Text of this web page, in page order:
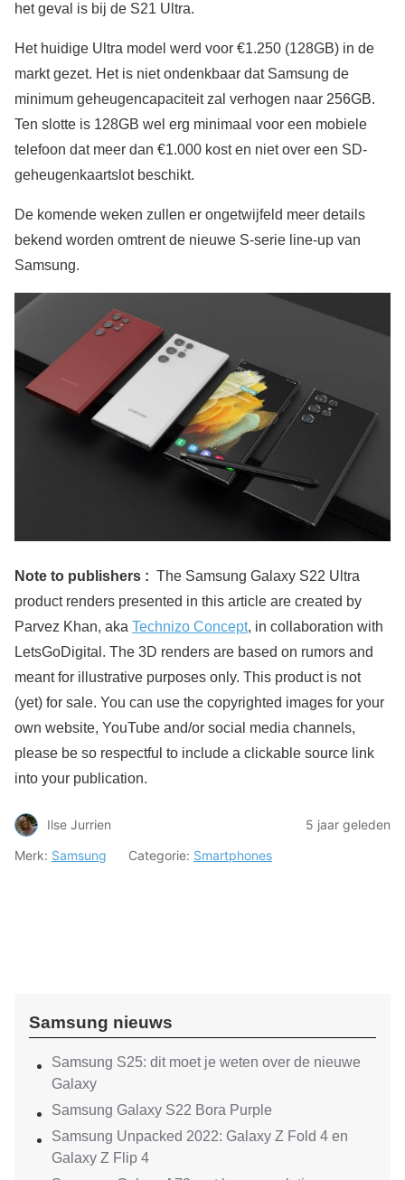
het geval is bij de S21 Ultra.
Het huidige Ultra model werd voor €1.250 (128GB) in de
markt gezet. Het is niet ondenkbaar dat Samsung de
minimum geheugencapaciteit zal verhogen naar 256GB.
Ten slotte is 128GB wel erg minimaal voor een mobiele
telefoon dat meer dan €1.000 kost en niet over een SD-
geheugenkaartslot beschikt.
De komende weken zullen er ongetwijfeld meer details
bekend worden omtrent de nieuwe S-serie line-up van
Samsung.
Note to publishers : The Samsung Galaxy S22 Ultra
product renders presented in this article are created by
Parvez Khan, aka Technizo Concept, in collaboration with
LetsGoDigital. The 3D renders are based on rumors and
meant for illustrative purposes only. This product is not
(yet) for sale. You can use the copyrighted images for your
own website, YouTube and/or social media channels,
please be so respectful to include a clickable source link
into your publication.
Ilse Jurrien
5 jaar geleden
Merk: Samsung Categorie: Smartphones
Samsung nieuws
Samsung S25: dit moet je weten over de nieuwe
Galaxy
Samsung Galaxy S22 Bora Purple
Samsung Unpacked 2022: Galaxy Z Fold 4 en
Galaxy Z Flip 4